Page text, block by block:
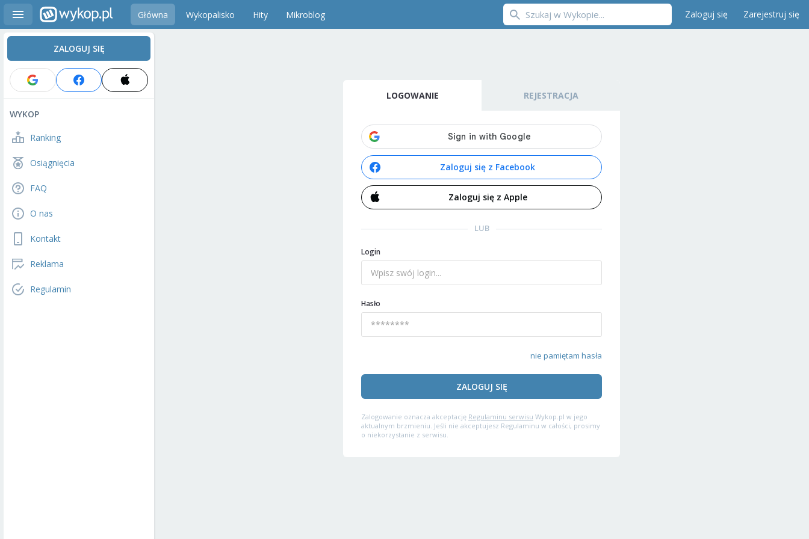
Główna Wykopalisko Hity Mikroblog Zaloguj się Zarejestruj się
ZALOGUJ SIĘ
WYKOP
Ranking
Osiągnięcia
FAQ
O nas
Kontakt
Reklama
Regulamin
LOGOWANIE REJESTRACJA
Zaloguj się z Facebook
Zaloguj się z Apple
LUB
Login
Hasło
nie pamiętam hasła
ZALOGUJ SIĘ
Zalogowanie oznacza akceptację Regulaminu serwisu Wykop.pl w jego
aktualnym brzmieniu. Jeśli nie akceptujesz Regulaminu w całości, prosimy
o niekorzystanie z serwisu.